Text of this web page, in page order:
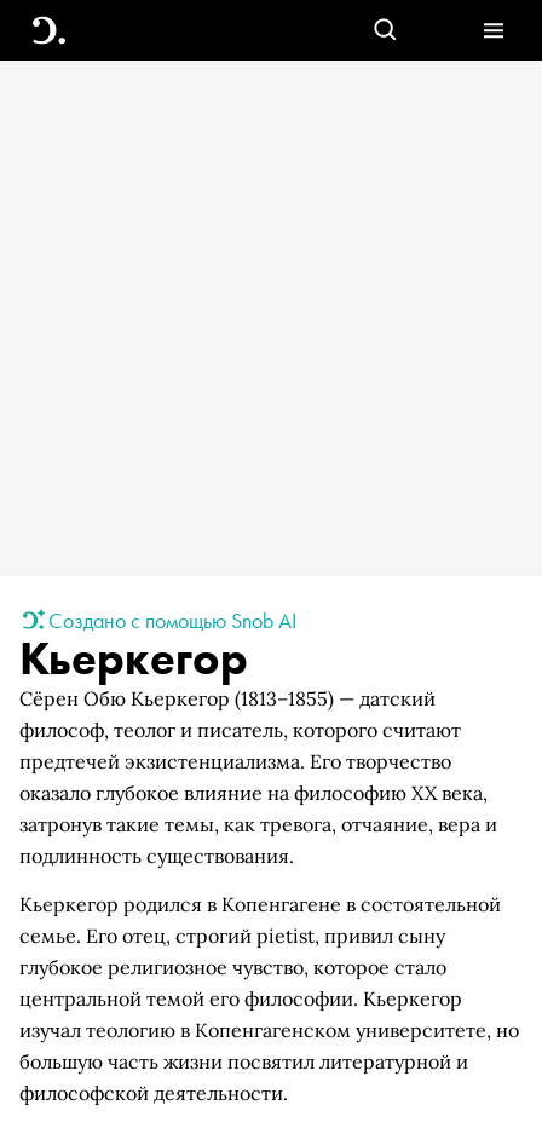
Создано с помощью Snob AI
Кьеркегор
Сёрен Обю Кьеркегор (1813–1855) — датский
философ, теолог и писатель, которого считают
предтечей экзистенциализма. Его творчество
оказало глубокое влияние на философию XX века,
затронув такие темы, как тревога, отчаяние, вера и
подлинность существования.
Кьеркегор родился в Копенгагене в состоятельной
семье. Его отец, строгий pietist, привил сыну
глубокое религиозное чувство, которое стало
центральной темой его философии. Кьеркегор
изучал теологию в Копенгагенском университете, но
большую часть жизни посвятил литературной и
философской деятельности.